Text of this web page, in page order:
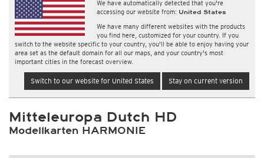
We have automatically detected that you're
accessing our website from: United States
We have many different websites with the products
you find here, customized for your country. If you
switch to the website specific to your country, you'll be able to enjoy having your
area set as the default domain for all our maps, and your country's most
important cities in the forecast overview.
Switch to our website for United States Stay on current version
Mitteleuropa Dutch HD
Modellkarten HARMONIE